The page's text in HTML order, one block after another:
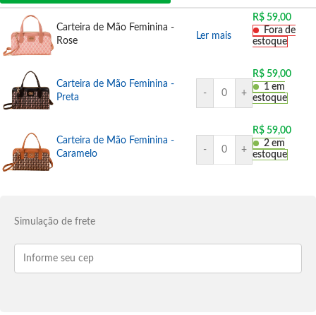
Carteira de Mão Feminina -
Rose
Ler mais
R$ 59,00
Fora de
estoque
Carteira de Mão Feminina -
Preta
- +
R$ 59,00
1 em
estoque
Carteira de Mão Feminina -
Caramelo
- +
R$ 59,00
2 em
estoque
Simulação de frete